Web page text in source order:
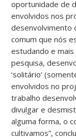
oportunidade de
envolvidos nos
desenvolvimento
comum que nós
estudando e
pesquisa,
‘solitário’
envolvidos no
trabalho
divulgar e
alguma forma, o
cultivamos”,